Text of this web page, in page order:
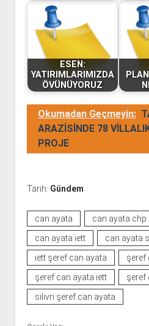
ESEN:
YATIRIMLARIMIZDA
ÖVÜNÜYORUZ
Okumadan Geçmeyin:
ARAZİSİNDE 78
PROJE
Tarih: Gündem
can ayata can ayata chp
can ayata iett
can ayata
iett şeref can ayata
şeref
şeref can ayata iett
şeref
silivri şeref can ayata